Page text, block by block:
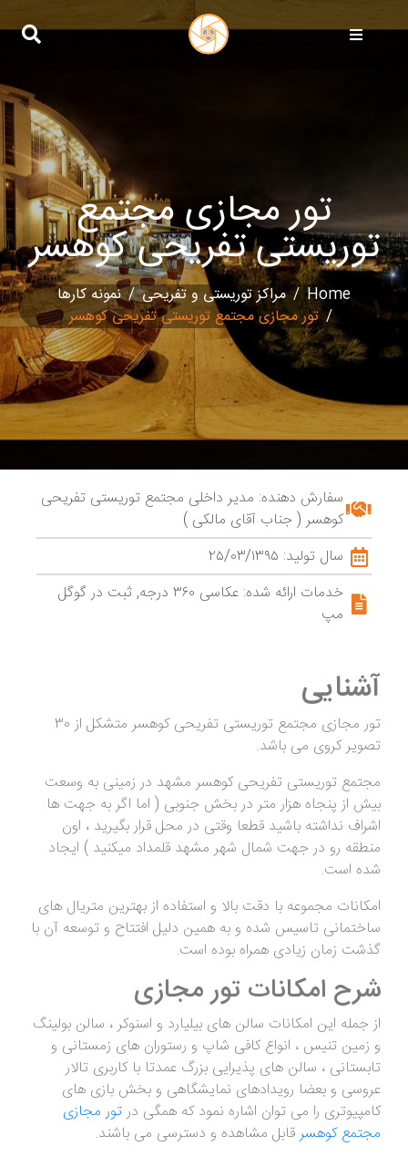
تور مجازی مجتمع
توریستی تفریحی کوهسر
Home مراکز توریستی و تفریحی
نمونه کارها
تور مجازی مجتمع توریستی تفریحی کوهسر
سفارش دهنده: مدیر داخلی مجتمع توریستی تفریحی
کوهسر ( جناب آقای مالکی )
سال تولید: ۲۵/۰۳/۱۳۹۵
خدمات ارائه شده: عکاسی ۳۶۰ درجه, ثبت در گوگل
مپ
آشنایی
تور مجازی مجتمع توریستی تفریحی کوهسر متشکل از ۳۰
تصویر کروی می باشد.
مجتمع توریستی تفریحی کوهسر مشهد در زمینی به وسعت
بیش از پنجاه هزار متر در بخش جنوبی ( اما اگر به جهت ها
اشراف نداشته باشید قطعا وقتی در محل قرار بگیرید ، اون
منطقه رو در جهت شمال شهر مشهد قلمداد میکنید ) ایجاد
شده است.
امکانات مجموعه با دقت بالا و استفاده از بهترین متریال های
ساختمانی تاسیس شده و به همین دلیل افتتاح و توسعه آن با
گذشت زمان زیادی همراه بوده است.
شرح امکانات تور مجازی
از جمله این امکانات سالن های بیلیارد و اسنوکر ، سالن بولینگ
و زمین تنیس ، انواع کافی شاپ و رستوران های زمستانی و
تابستانی ، سالن های پذیرایی بزرگ عمدتا با کاربری تالار
عروسی و بعضا رویدادهای نمایشگاهی و بخش بازی های
کامپیوتری را می توان اشاره نمود که همگی درتور مجازی
مجتمع کوهسرقابل مشاهده و دسترسی می باشند.